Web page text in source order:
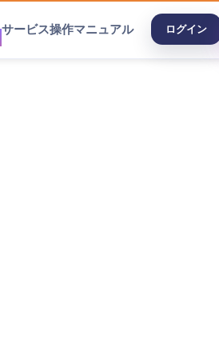
サービス操作マニュアル ログイン